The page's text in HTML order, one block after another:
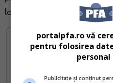
locale.
portalpfa.ro vă
pentru folosirea
Publicitate și conținut